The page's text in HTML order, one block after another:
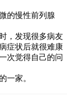
的慢性前列腺
，发现很多病友
症状后就很难康
次觉得自己的问
一家。